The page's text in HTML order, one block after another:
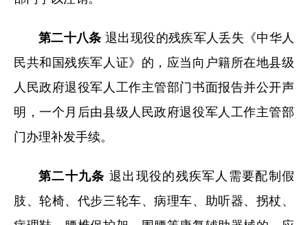
第二十八条 退出现役的残疾军人丢失《中华人
民共和国残疾军人证》的，应当向户籍所在地县级
人民政府退役军人工作主管部门书面报告并公开声
明，一个月后由县级人民政府退役军人工作主管部
门办理补发手续。
第二十九条 退出现役的残疾军人需要配制假
肢、轮椅、代步三轮车、病理车、助听器、拐杖、